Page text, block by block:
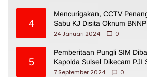
4
Mencurigakan, CCTV
Sabu KJ Disita Oknum
24 Januari 2024
0
5
Pemberitaan Pungli SIM
Kapolda Sulsel Dikecam PJI
7 September 2024
0